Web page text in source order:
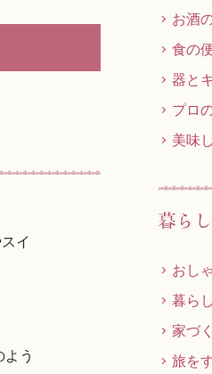
イ
う
お酒
食の
器と
プロ
美味
おし
暮ら
家づ
旅を